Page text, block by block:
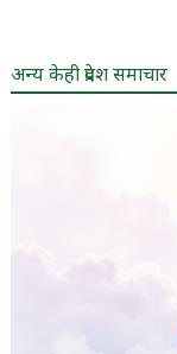
अन्य केही प्रदेश समाचार